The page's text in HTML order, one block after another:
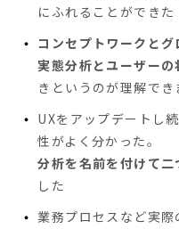
にふれることができた
コンセプトワークと
実態分析とユーザーの
きというのが理解でき
UXをアップデートし
性がよく分かった。
分析を名前を付けて二
した
業務プロセスなど実際